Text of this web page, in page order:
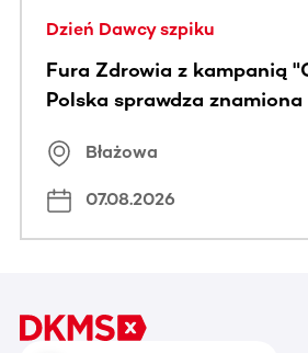
Dzień Dawcy szpiku
Fura Zdrowia z kampanią
Polska sprawdza znamiona
Błażowa
07.08.2026